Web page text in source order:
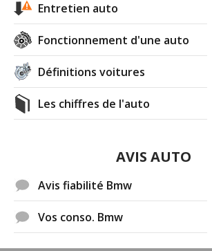
Entretien auto
Fonctionnement d'une auto
Définitions voitures
Les chiffres de l'auto
AVIS AUTO
Avis fiabilité Bmw
Vos conso. Bmw